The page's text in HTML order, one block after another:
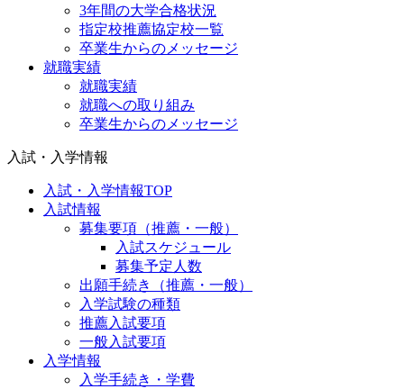
3年間の大学合格状況
指定校推薦協定校一覧
卒業生からのメッセージ
就職実績
就職実績
就職への取り組み
卒業生からのメッセージ
入試・入学情報
入試・入学情報TOP
入試情報
募集要項（推薦・一般）
入試スケジュール
募集予定人数
出願手続き（推薦・一般）
入学試験の種類
推薦入試要項
一般入試要項
入学情報
入学手続き・学費